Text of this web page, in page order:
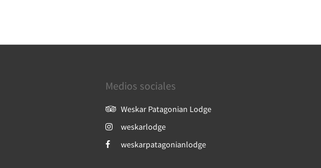
Medios sociales
Weskar Patagonian Lodge
weskarlodge
weskarpatagonianlodge